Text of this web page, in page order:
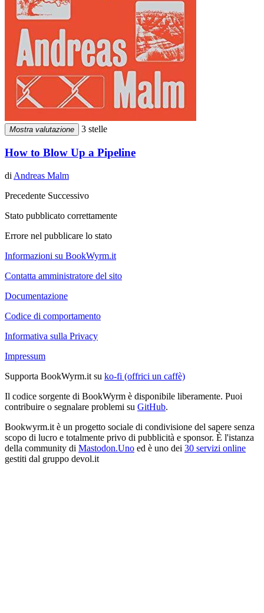
Mostra valutazione 3 stelle
How to Blow Up a Pipeline
di Andreas Malm
Precedente Successivo
Stato pubblicato correttamente
Errore nel pubblicare lo stato
Informazioni su BookWyrm.it
Contatta amministratore del sito
Documentazione
Codice di comportamento
Informativa sulla Privacy
Impressum
Supporta BookWyrm.it su ko-fi (offrici un caffè)
Il codice sorgente di BookWyrm è disponibile liberamente. Puoi
contribuire o segnalare problemi su GitHub.
Bookwyrm.it è un progetto sociale di condivisione del sapere senza
scopo di lucro e totalmente privo di pubblicità e sponsor. È l'istanza
della community di Mastodon.Uno ed è uno dei 30 servizi online
gestiti dal gruppo devol.it